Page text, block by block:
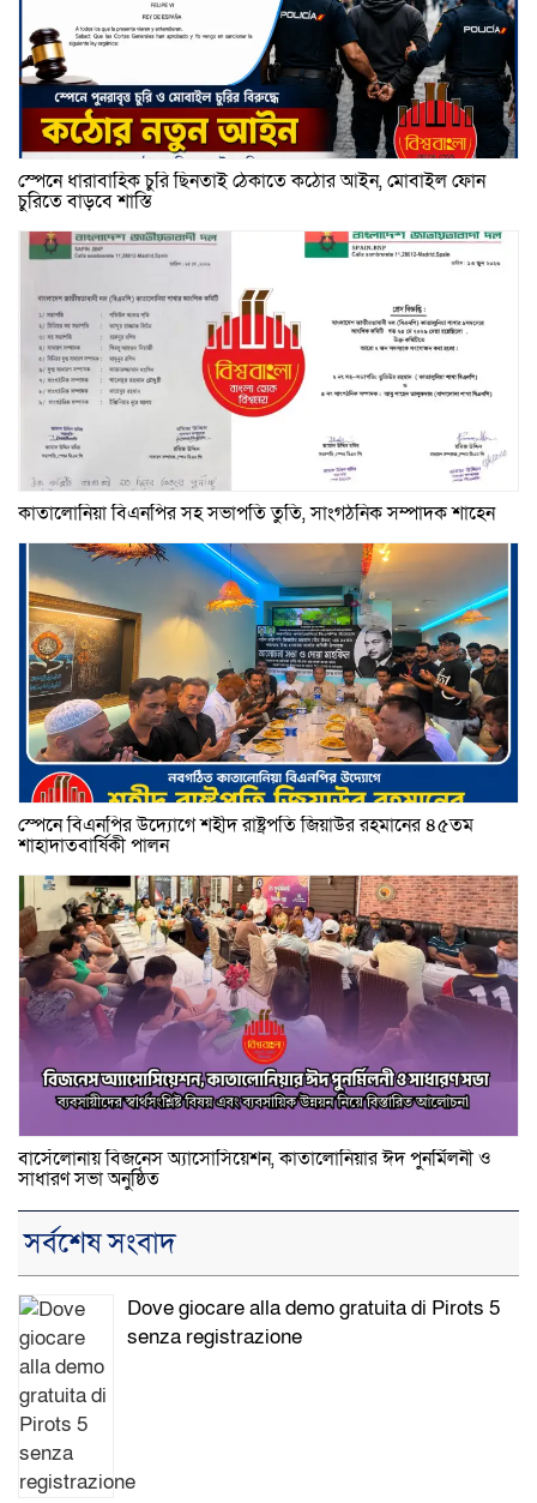
স্পেনে ধারাবাহিক চুরি ছিনতাই ঠেকাতে কঠোর আইন, মোবাইল ফোন
চুরিতে বাড়বে শাস্তি
কাতালোনিয়া বিএনপির সহ সভাপতি তুতি, সাংগঠনিক সম্পাদক শাহেন
স্পেনে বিএনপির উদ্যোগে শহীদ রাষ্ট্রপতি জিয়াউর রহমানের ৪৫তম
শাহাদাতবার্ষিকী পালন
বার্সেলোনায় বিজনেস অ্যাসোসিয়েশন, কাতালোনিয়ার ঈদ পুনর্মিলনী ও
সাধারণ সভা অনুষ্ঠিত
সর্বশেষ সংবাদ
Dove giocare alla demo gratuita di Pirots 5
senza registrazione